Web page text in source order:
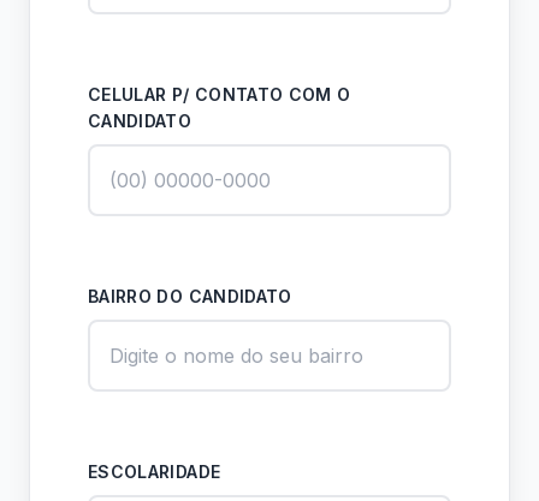
CELULAR P/ CONTATO COM O
CANDIDATO
BAIRRO DO CANDIDATO
ESCOLARIDADE